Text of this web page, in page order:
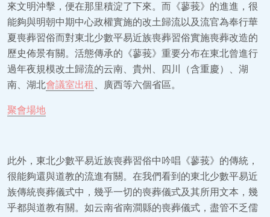
來文明沖擊，便在那里積淀了下來。而《蓼莪》的進進，很
能夠與明朝中期中心政權實施的改土歸流以及流官為奉行華
夏喪葬習俗而對東北少數平易近族喪葬習俗實施喪葬改造的
歷史佈景有關。活態傳承的《蓼莪》重要分布在東北曾進行
過年夜規模改土歸流的云南、貴州、四川（含重慶）、湖
南、湖北會議室出租 、廣西等六個省區。
聚會場地
此外，東北少數平易近族喪葬習俗中吟唱《蓼莪》的傳統，
很能夠還與道教的流進有關。在我們看到的東北少數平易近
族傳統喪葬儀式中，幾乎一切的喪葬儀式及其所用文本，幾
乎都與道教有關。如云南省南澗縣的喪葬儀式，盡管不乏儒